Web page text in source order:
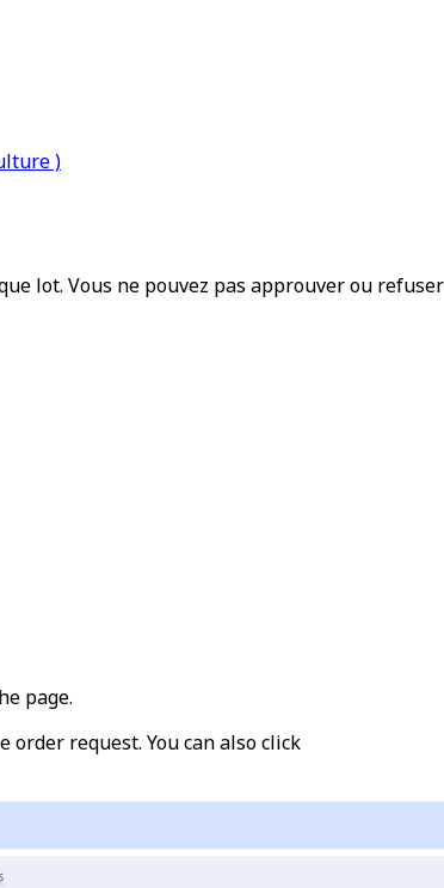
)
lot. Vous ne pouvez pas approuver ou
page.
order request. You can also click